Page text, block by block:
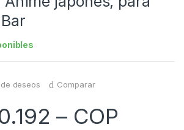
deseos Comparar
– COP